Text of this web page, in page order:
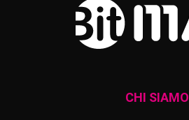
CHI SIAMO